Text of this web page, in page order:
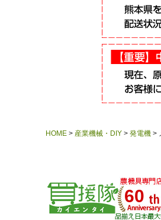
HOME 産業機械・DIY 発電機
60